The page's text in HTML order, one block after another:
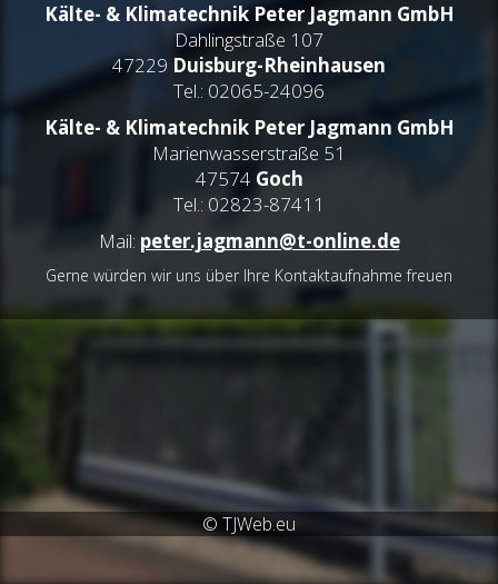
Kälte- & Klimatechnik Peter Jagmann GmbH
Dahlingstraße 107
47229 Duisburg-Rheinhausen
Tel.: 02065-24096
Kälte- & Klimatechnik Peter Jagmann GmbH
Marienwasserstraße 51
47574 Goch
Tel.: 02823-87411
Mail: peter.jagmann@t-online.de
Gerne würden wir uns über Ihre Kontaktaufnahme freuen
© TJWeb.eu